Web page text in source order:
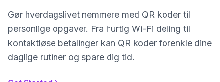
Gør hverdagslivet nemmere med QR koder til
personlige opgaver. Fra hurtig Wi-Fi deling til
kontaktløse betalinger kan QR koder forenkle dine
daglige rutiner og spare dig tid.